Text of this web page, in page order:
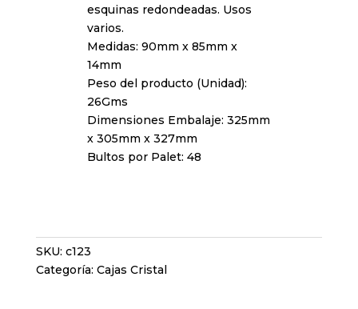
esquinas redondeadas. Usos
varios.
Medidas: 90mm x 85mm x
14mm
Peso del producto (Unidad):
26Gms
Dimensiones Embalaje: 325mm
x 305mm x 327mm
Bultos por Palet: 48
SKU: c123
Categoría: Cajas Cristal